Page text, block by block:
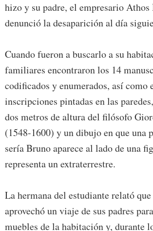
hizo y su padre, el empresario Athos
denunció la desaparición al día
Cuando fueron a buscarlo a su
familiares encontraron los 14
codificados y enumerados, así como
inscripciones pintadas en las
dos metros de altura del filósofo
(1548-1600) y un dibujo en que una
sería Bruno aparece al lado de una
representa un extraterrestre.
La hermana del estudiante relató
aprovechó un viaje de sus padres
muebles de la habitación y, durante